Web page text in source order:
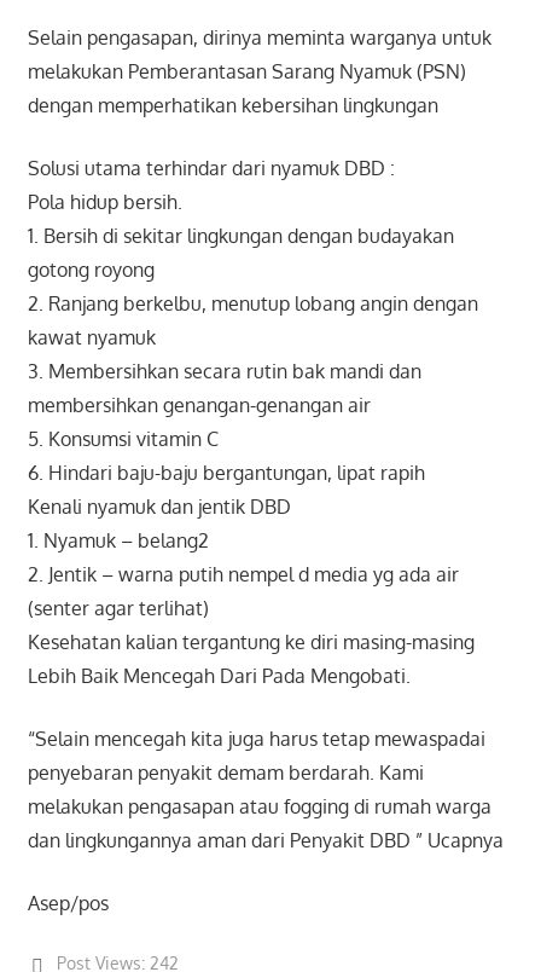
Selain pengasapan, dirinya meminta warganya untuk
melakukan Pemberantasan Sarang Nyamuk (PSN)
dengan memperhatikan kebersihan lingkungan
Solusi utama terhindar dari nyamuk DBD :
Pola hidup bersih.
1. Bersih di sekitar lingkungan dengan budayakan
gotong royong
2. Ranjang berkelbu, menutup lobang angin dengan
kawat nyamuk
3. Membersihkan secara rutin bak mandi dan
membersihkan genangan-genangan air
5. Konsumsi vitamin C
6. Hindari baju-baju bergantungan, lipat rapih
Kenali nyamuk dan jentik DBD
1. Nyamuk – belang2
2. Jentik – warna putih nempel d media yg ada air
(senter agar terlihat)
Kesehatan kalian tergantung ke diri masing-masing
Lebih Baik Mencegah Dari Pada Mengobati.
“Selain mencegah kita juga harus tetap mewaspadai
penyebaran penyakit demam berdarah. Kami
melakukan pengasapan atau fogging di rumah warga
dan lingkungannya aman dari Penyakit DBD ” Ucapnya
Asep/pos
Post Views: 242